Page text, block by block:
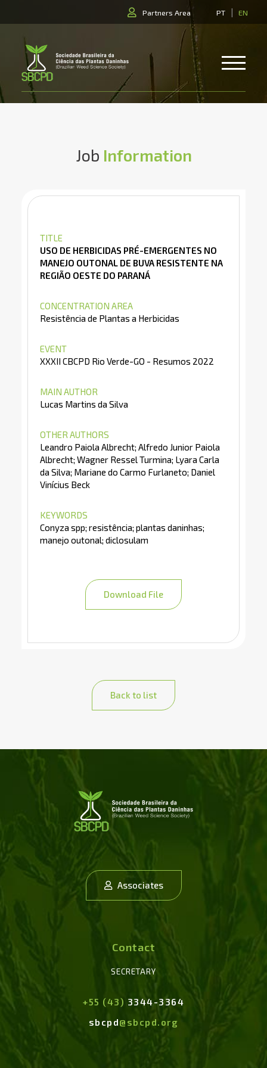
PT| EN
Partners Area
Job Information
TITLE
USO DE HERBICIDAS PRÉ-EMERGENTES NO
MANEJO OUTONAL DE BUVA RESISTENTE NA
REGIÃO OESTE DO PARANÁ
CONCENTRATION AREA
Resistência de Plantas a Herbicidas
EVENT
XXXII CBCPD Rio Verde-GO - Resumos 2022
MAIN AUTHOR
Lucas Martins da Silva
OTHER AUTHORS
Leandro Paiola Albrecht; Alfredo Junior Paiola
Albrecht; Wagner Ressel Turmina; Lyara Carla
da Silva; Mariane do Carmo Furlaneto; Daniel
Vinícius Beck
KEYWORDS
Conyza spp; resistência; plantas daninhas;
manejo outonal; diclosulam
Download File
Back to list
Associates
Contact
SECRETARY
+55 (43) 3344-3364
sbcpd@sbcpd.org